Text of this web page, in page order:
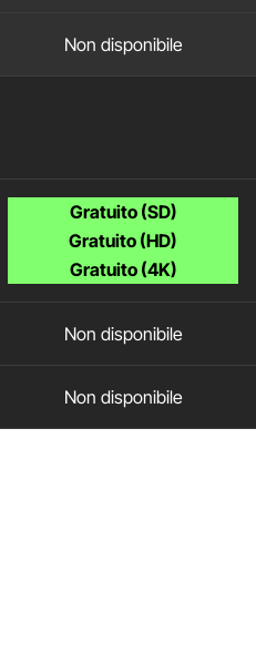
Non disponibile
Gratuito (SD)
Gratuito (HD)
Gratuito (4K)
Non disponibile
Non disponibile